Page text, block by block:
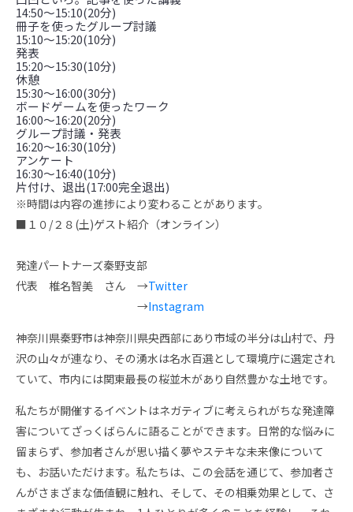
14:50〜15:10(20分)
冊子を使ったグループ討議
15:10〜15:20(10分)
発表
15:20〜15:30(10分)
休憩
15:30〜16:00(30分)
ボードゲームを使ったワーク
16:00〜16:20(20分)
グループ討議・発表
16:20〜16:30(10分)
アンケート
16:30〜16:40(10分)
片付け、退出(17:00完全退出)
※時間は内容の進捗により変わることがあります。
■１０/２８(土)ゲスト紹介（オンライン）
発達パートナーズ秦野支部
代表 椎名智美 さん →Twitter
→Instagram
神奈川県秦野市は神奈川県央西部にあり市域の半分は山村で、丹
沢の山々が連なり、その湧水は名水百選として環境庁に選定され
ていて、市内には関東最長の桜並木があり自然豊かな土地です。
私たちが開催するイベントはネガティブに考えられがちな発達障
害についてざっくばらんに語ることができます。日常的な悩みに
留まらず、参加者さんが思い描く夢やステキな未来像について
も、お話いただけます。私たちは、この会話を通じて、参加者さ
んがさまざまな価値観に触れ、そして、その相乗効果として、さ